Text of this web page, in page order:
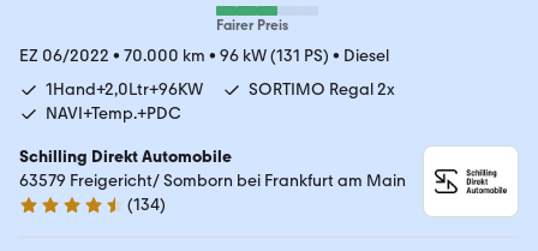
Fairer Preis
EZ 06/2022 • 70.000 km • 96 kW (131 PS) • Diesel
1Hand+2,0Ltr+96KW
SORTIMO Regal 2x
NAVI+Temp.+PDC
Schilling Direkt Automobile
63579 Freigericht/ Somborn bei Frankfurt am Main
4.7 Sterne
(134)